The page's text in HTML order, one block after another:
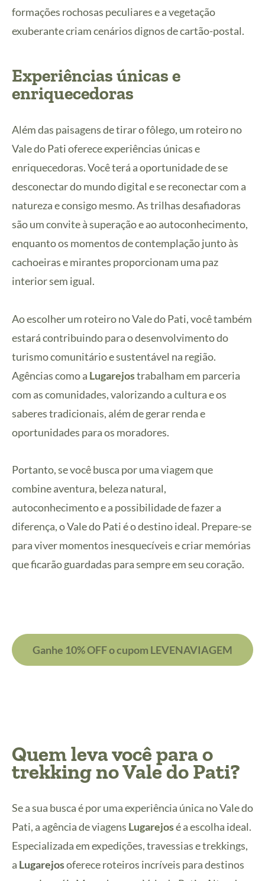
formações rochosas peculiares e a vegetação
exuberante criam cenários dignos de cartão-postal.
Experiências únicas e
enriquecedoras
Além das paisagens de tirar o fôlego, um roteiro no
Vale do Pati oferece experiências únicas e
enriquecedoras. Você terá a oportunidade de se
desconectar do mundo digital e se reconectar com a
natureza e consigo mesmo. As trilhas desafiadoras
são um convite à superação e ao autoconhecimento,
enquanto os momentos de contemplação junto às
cachoeiras e mirantes proporcionam uma paz
interior sem igual.
Ao escolher um roteiro no Vale do Pati, você também
estará contribuindo para o desenvolvimento do
turismo comunitário e sustentável na região.
Agências como a Lugarejostrabalham em parceria
com as comunidades, valorizando a cultura e os
saberes tradicionais, além de gerar renda e
oportunidades para os moradores.
Portanto, se você busca por uma viagem que
combine aventura, beleza natural,
autoconhecimento e a possibilidade de fazer a
diferença, o Vale do Pati é o destino ideal. Prepare-se
para viver momentos inesquecíveis e criar memórias
que ficarão guardadas para sempre em seu coração.
Ganhe 10% OFF o cupom LEVENAVIAGEM
Quem leva você para o
trekking no Vale do Pati?
Se a sua busca é por uma experiência única no Vale do
Pati, a agência de viagens Lugarejosé a escolha ideal.
Especializada em expedições, travessias e trekkings,
a Lugarejosoferece roteiros incríveis para destinos